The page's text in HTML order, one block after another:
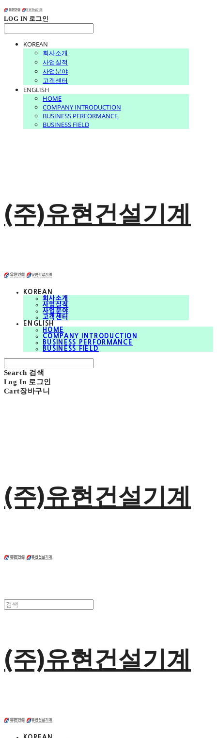
LOG IN 로그인
KOREAN
회사소개
사업실적
사업분야
고객센터
ENGLISH
HOME
COMPANY INTRODUCTION
BUSINESS PERFORMANCE
BUSINESS FIELD
(주)유현건설기계
KOREAN
회사소개
사업실적
사업분야
고객센터
ENGLISH
HOME
COMPANY INTRODUCTION
BUSINESS PERFORMANCE
BUSINESS FIELD
Search 검색
Log In 로그인
Cart장바구니
(주)유현건설기계
(주)유현건설기계